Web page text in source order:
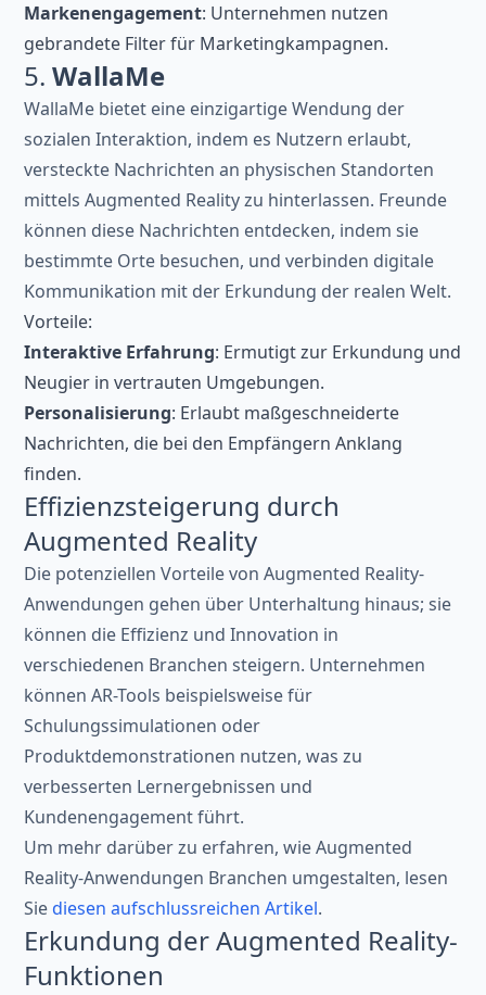
Markenengagement: Unternehmen nutzen
gebrandete Filter für Marketingkampagnen.
5.WallaMe
WallaMe bietet eine einzigartige Wendung der
sozialen Interaktion, indem es Nutzern erlaubt,
versteckte Nachrichten an physischen Standorten
mittels Augmented Reality zu hinterlassen. Freunde
können diese Nachrichten entdecken, indem sie
bestimmte Orte besuchen, und verbinden digitale
Kommunikation mit der Erkundung der realen Welt.
Vorteile:
Interaktive Erfahrung: Ermutigt zur Erkundung und
Neugier in vertrauten Umgebungen.
Personalisierung: Erlaubt maßgeschneiderte
Nachrichten, die bei den Empfängern Anklang
finden.
Effizienzsteigerung durch
Augmented Reality
Die potenziellen Vorteile von Augmented Reality-
Anwendungen gehen über Unterhaltung hinaus; sie
können die Effizienz und Innovation in
verschiedenen Branchen steigern. Unternehmen
können AR-Tools beispielsweise für
Schulungssimulationen oder
Produktdemonstrationen nutzen, was zu
verbesserten Lernergebnissen und
Kundenengagement führt.
Um mehr darüber zu erfahren, wie Augmented
Reality-Anwendungen Branchen umgestalten, lesen
Siediesen aufschlussreichen Artikel.
Erkundung der Augmented Reality-
Funktionen